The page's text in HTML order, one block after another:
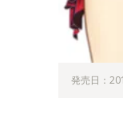
発売日：